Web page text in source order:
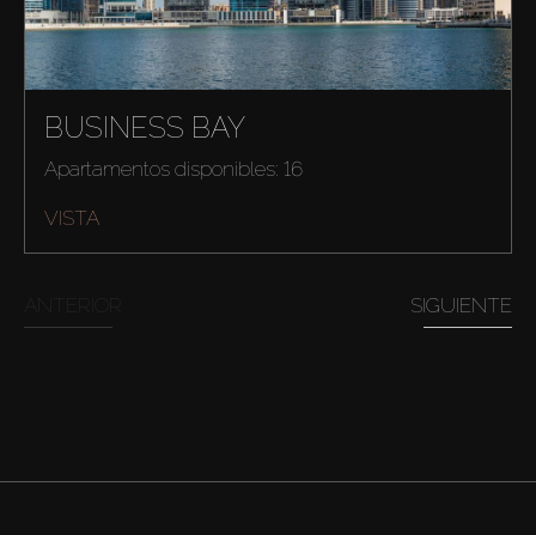
BUSINESS BAY
Apartamentos disponibles: 16
VISTA
SIGUIENTE